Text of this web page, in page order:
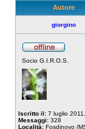
Autore
giorgino
Socio G.I.R.O.S.
Iscritto il: 7 luglio
Messaggi: 328
Località: Fosdinovo